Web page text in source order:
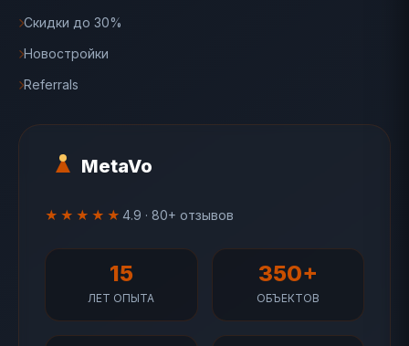
MetaVo
★★★★★ 4.9 · 80+ отзывов
15
ЛЕТ ОПЫТА
350+
ОБЪЕКТОВ
Скидки до 30%
Новостройки
Referrals